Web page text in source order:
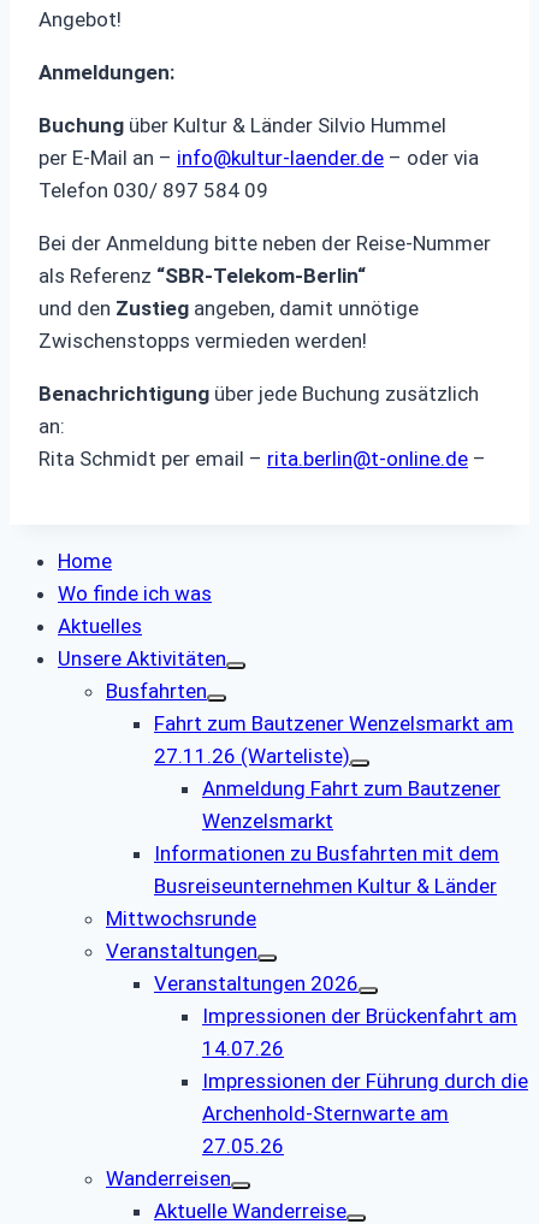
Angebot!
Anmeldungen:
Buchung über Kultur & Länder Silvio Hummel
per E-Mail an – info@kultur-laender.de – oder via
Telefon 030/ 897 584 09
Bei der Anmeldung bitte neben der Reise-Nummer
als Referenz “SBR-Telekom-Berlin“
und den Zustieg angeben, damit unnötige
Zwischenstopps vermieden werden!
Benachrichtigung über jede Buchung zusätzlich
an:
Rita Schmidt per email – rita.berlin@t-online.de –
Home
Wo finde ich was
Aktuelles
Unsere Aktivitäten
Busfahrten
Fahrt zum Bautzener Wenzelsmarkt am
27.11.26 (Warteliste)
Anmeldung Fahrt zum Bautzener
Wenzelsmarkt
Informationen zu Busfahrten mit dem
Busreiseunternehmen Kultur & Länder
Mittwochsrunde
Veranstaltungen
Veranstaltungen 2026
Impressionen der Brückenfahrt am
14.07.26
Impressionen der Führung durch die
Archenhold-Sternwarte am
27.05.26
Wanderreisen
Aktuelle Wanderreise